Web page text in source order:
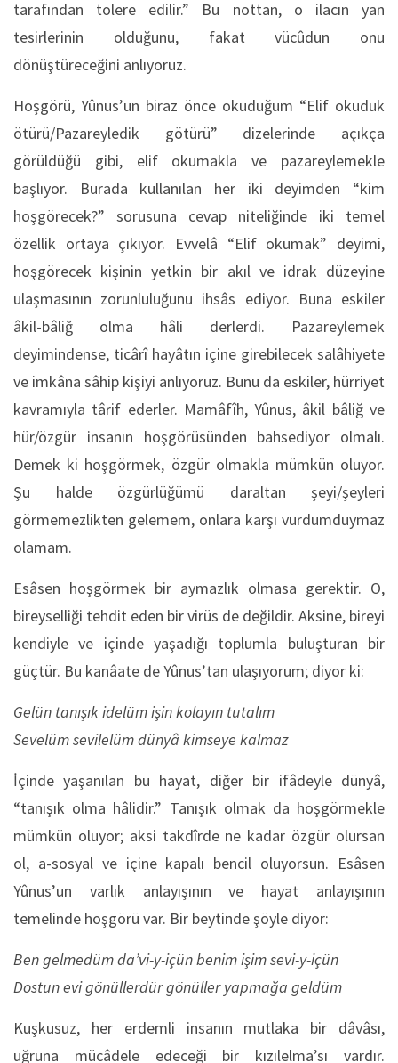
tarafından tolere edilir.” Bu nottan, o ilacın yan
tesirlerinin olduğunu, fakat vücûdun onu
dönüştüreceğini anlıyoruz.
Hoşgörü, Yûnus’un biraz önce okuduğum “Elif okuduk
ötürü/Pazareyledik götürü” dizelerinde açıkça
görüldüğü gibi, elif okumakla ve pazareylemekle
başlıyor. Burada kullanılan her iki deyimden “kim
hoşgörecek?” sorusuna cevap niteliğinde iki temel
özellik ortaya çıkıyor. Evvelâ “Elif okumak” deyimi,
hoşgörecek kişinin yetkin bir akıl ve idrak düzeyine
ulaşmasının zorunluluğunu ihsâs ediyor. Buna eskiler
âkil-bâliğ olma hâli derlerdi. Pazareylemek
deyimindense, ticârî hayâtın içine girebilecek salâhiyete
ve imkâna sâhip kişiyi anlıyoruz. Bunu da eskiler, hürriyet
kavramıyla târif ederler. Mamâfîh, Yûnus, âkil bâliğ ve
hür/özgür insanın hoşgörüsünden bahsediyor olmalı.
Demek ki hoşgörmek, özgür olmakla mümkün oluyor.
Şu halde özgürlüğümü daraltan şeyi/şeyleri
görmemezlikten gelemem, onlara karşı vurdumduymaz
olamam.
Esâsen hoşgörmek bir aymazlık olmasa gerektir. O,
bireyselliği tehdit eden bir virüs de değildir. Aksine, bireyi
kendiyle ve içinde yaşadığı toplumla buluşturan bir
güçtür. Bu kanâate de Yûnus’tan ulaşıyorum; diyor ki:
Gelün tanışık idelüm işin kolayın tutalım
Sevelüm sevilelüm dünyâ kimseye kalmaz
İçinde yaşanılan bu hayat, diğer bir ifâdeyle dünyâ,
“tanışık olma hâlidir.” Tanışık olmak da hoşgörmekle
mümkün oluyor; aksi takdîrde ne kadar özgür olursan
ol, a-sosyal ve içine kapalı bencil oluyorsun. Esâsen
Yûnus’un varlık anlayışının ve hayat anlayışının
temelinde hoşgörü var. Bir beytinde şöyle diyor:
Ben gelmedüm da’vi-y-içün benim işim sevi-y-içün
Dostun evi gönüllerdür gönüller yapmağa geldüm
Kuşkusuz, her erdemli insanın mutlaka bir dâvâsı,
uğruna mücâdele edeceği bir kızılelma’sı vardır.